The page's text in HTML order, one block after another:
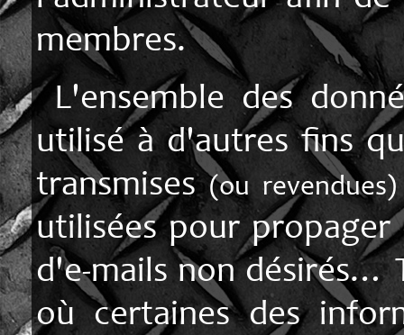
membres.
L'ensemble des
utilisé à d'autres fins
transmises(ou revendues)
utilisées pour propager
d'e-mails non désirés…
où certaines des